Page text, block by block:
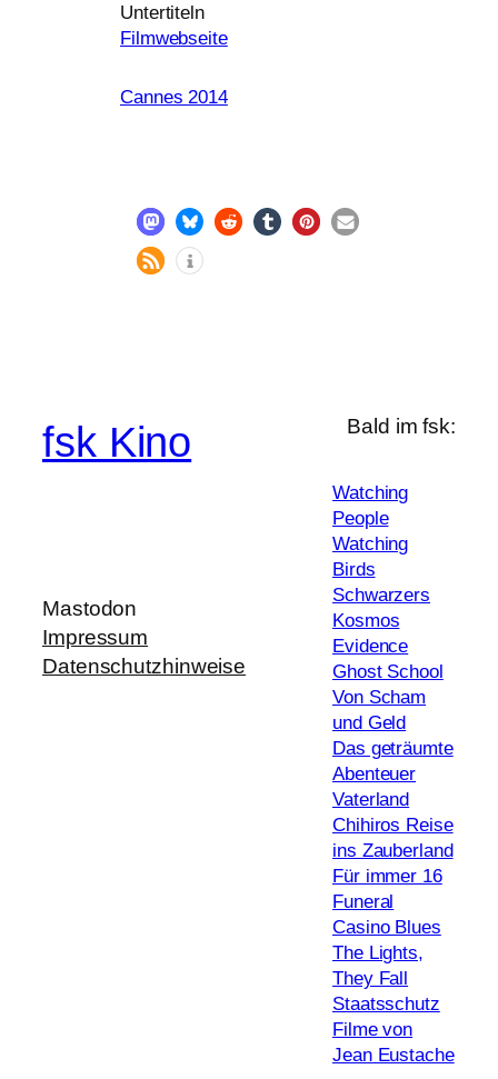
Untertiteln
Filmwebseite
Cannes 2014
fsk Kino
Mastodon
Impressum
Datenschutzhinweise
Bald im fsk:
Watching
People
Watching
Birds
Schwarzers
Kosmos
Evidence
Ghost School
Von Scham
und Geld
Das geträumte
Abenteuer
Vaterland
Chihiros Reise
ins Zauberland
Für immer 16
Funeral
Casino Blues
The Lights,
They Fall
Staatsschutz
Filme von
Jean Eustache